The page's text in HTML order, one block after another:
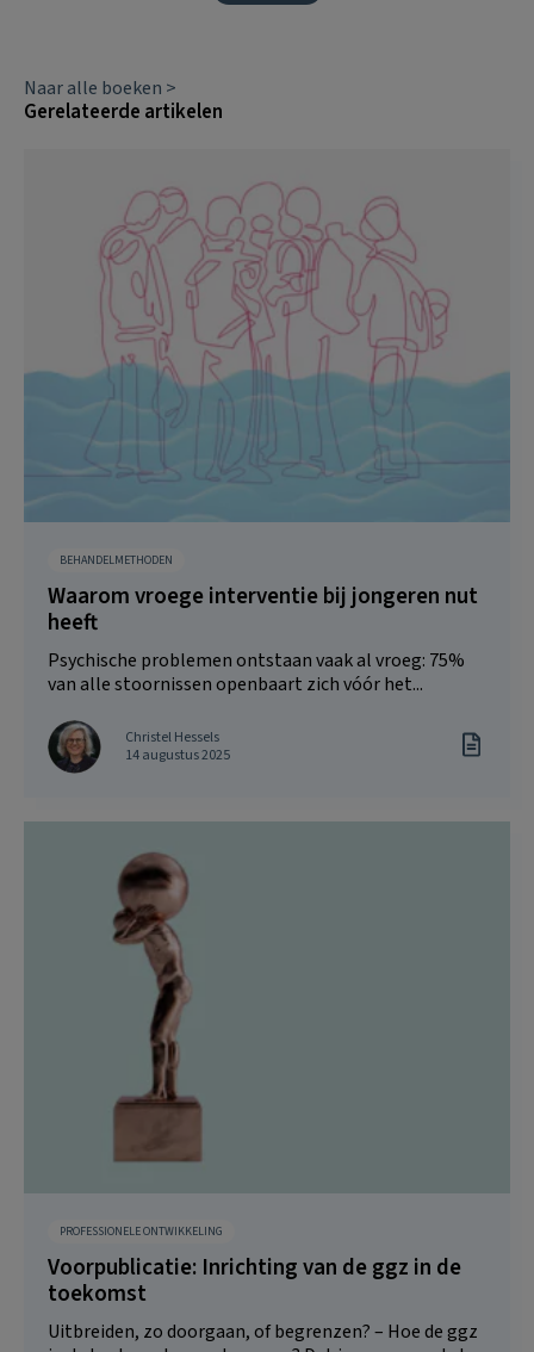
Naar alle boeken >
Gerelateerde artikelen
BEHANDELMETHODEN
Waarom vroege interventie bij jongeren nut
heeft
Psychische problemen ontstaan vaak al vroeg: 75%
van alle stoornissen openbaart zich vóór het...
Christel Hessels
14 augustus 2025
PROFESSIONELE ONTWIKKELING
Voorpublicatie: Inrichting van de ggz in de
toekomst
Uitbreiden, zo doorgaan, of begrenzen? – Hoe de ggz